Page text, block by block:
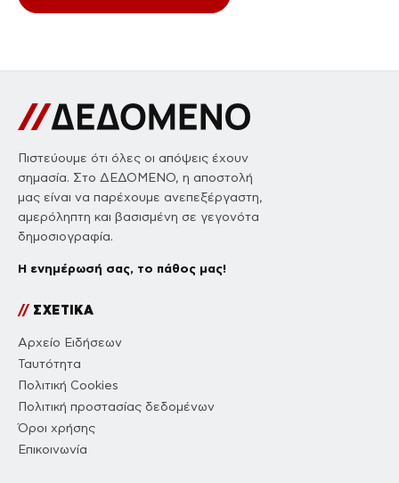
Πιστεύουμε ότι όλες οι απόψεις έχουν
σημασία. Στο ΔΕΔΟΜΕΝΟ, η αποστολή
μας είναι να παρέχουμε ανεπεξέργαστη,
αμερόληπτη και βασισμένη σε γεγονότα
δημοσιογραφία.
Η ενημέρωσή σας, το πάθος μας!
//ΣΧΕΤΙΚΑ
Αρχείο Ειδήσεων
Ταυτότητα
Πολιτική Cookies
Πολιτική προστασίας δεδομένων
Όροι χρήσης
Επικοινωνία